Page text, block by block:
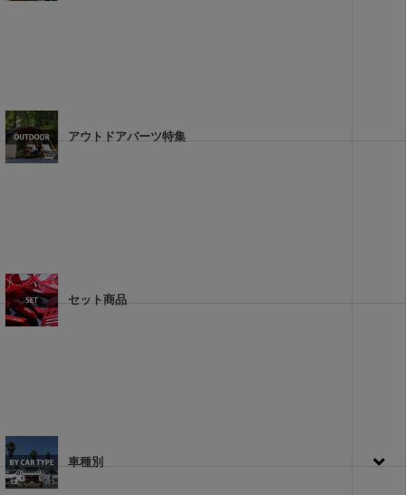
アウトドアパーツ特集
セット商品
車種別